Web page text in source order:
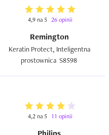
4,9 na 5 26 opinii
Remington
Keratin Protect, Inteligentna
4,2 na 5 11 opinii